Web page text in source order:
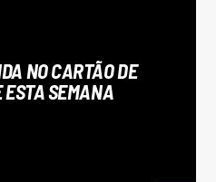
NO CARTÃO DE
ESTA SEMANA